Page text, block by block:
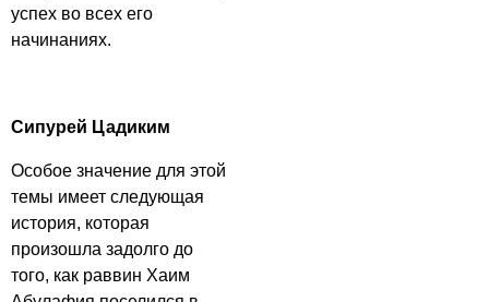
успех во всех его
начинаниях.
Сипурей Цадиким
Особое значение для этой
темы имеет следующая
история, которая
произошла задолго до
того, как раввин Хаим